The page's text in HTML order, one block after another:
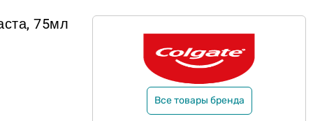
75мл
Все товары бренда